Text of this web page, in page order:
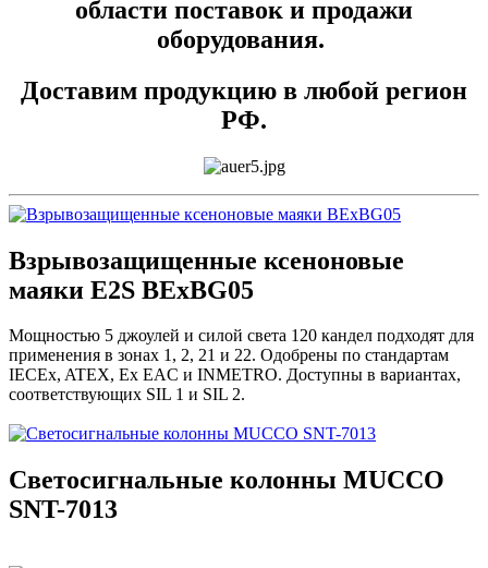
области поставок и продажи
оборудования.
Доставим продукцию в любой регион
РФ.
Взрывозащищенные ксеноновые
маяки E2S BExBG05
Мощностью 5 джоулей и силой света 120 кандел подходят для
применения в зонах 1, 2, 21 и 22. Одобрены по стандартам
IECEx, ATEX, Ex EAC и INMETRO. Доступны в вариантах,
соответствующих SIL 1 и SIL 2.
Светосигнальные колонны MUCCO
SNT-7013